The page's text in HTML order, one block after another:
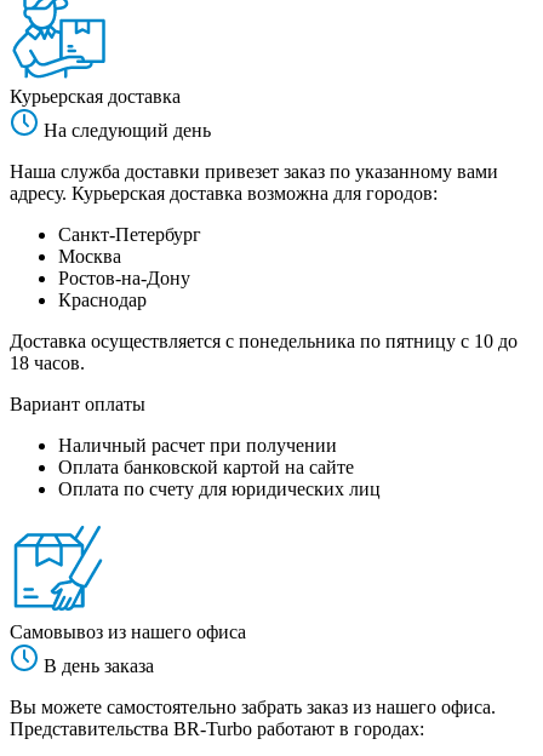
Курьерская доставка
На следующий день
Наша служба доставки привезет заказ по указанному вами
адресу. Курьерская доставка возможна для городов:
Санкт-Петербург
Москва
Ростов-на-Дону
Краснодар
Доставка осуществляется с понедельника по пятницу с 10 до
18 часов.
Вариант оплаты
Наличный расчет при получении
Оплата банковской картой на сайте
Оплата по счету для юридических лиц
Самовывоз из нашего офиса
В день заказа
Вы можете самостоятельно забрать заказ из нашего офиса.
Представительства BR-Turbo работают в городах: